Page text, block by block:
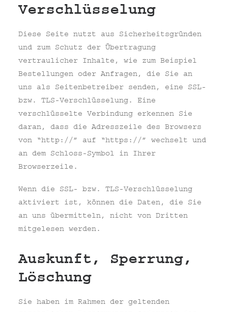
Verschlüsselung
Diese Seite nutzt aus Sicherheitsgründen
und zum Schutz der Übertragung
vertraulicher Inhalte, wie zum Beispiel
Bestellungen oder Anfragen, die Sie an
uns als Seitenbetreiber senden, eine SSL-
bzw. TLS-Verschlüsselung. Eine
verschlüsselte Verbindung erkennen Sie
daran, dass die Adresszeile des Browsers
von “http://” auf “https://” wechselt und
an dem Schloss-Symbol in Ihrer
Browserzeile.
Wenn die SSL- bzw. TLS-Verschlüsselung
aktiviert ist, können die Daten, die Sie
an uns übermitteln, nicht von Dritten
mitgelesen werden.
Auskunft, Sperrung,
Löschung
Sie haben im Rahmen der geltenden